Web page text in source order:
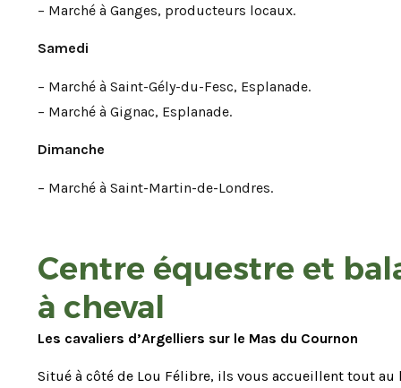
– Marché à Ganges, producteurs locaux.
Samedi
– Marché à Saint-Gély-du-Fesc, Esplanade.
– Marché à Gignac, Esplanade.
Dimanche
– Marché à Saint-Martin-de-Londres.
Centre équestre et
à cheval
Les cavaliers d’Argelliers sur le Mas du Cournon
Situé à côté de Lou Félibre, ils vous accueillent tout au